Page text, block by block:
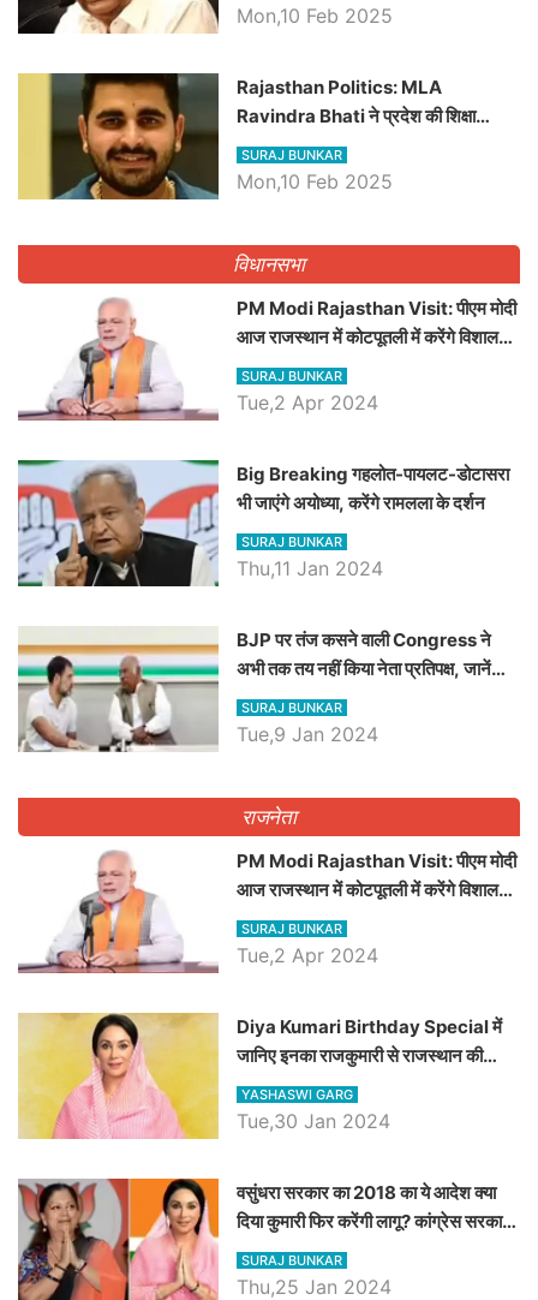
Mon,10 Feb 2025
Rajasthan Politics: MLA
Ravindra Bhati ने प्रदेश की शिक्षा
व्यवस्था पर उठाए सवाल, Madan
Dilawar पर हमला करते हुए गिनवाये खाली
SURAJ BUNKAR
Mon,10 Feb 2025
विधानसभा
PM Modi Rajasthan Visit: पीएम मोदी
आज राजस्थान में कोटपूतली में करेंगे विशाल
रैली, एक सभा से 8 सीटों पर साधेगें निशाना
SURAJ BUNKAR
Tue,2 Apr 2024
Big Breaking गहलोत-पायलट-डोटासरा
भी जाएंगे अयोध्या, करेंगे रामलला के दर्शन
SURAJ BUNKAR
Thu,11 Jan 2024
BJP पर तंज कसने वाली Congress ने
अभी तक तय नहीं किया नेता प्रतिपक्ष, जानें
कौन होगा दावेदार
SURAJ BUNKAR
Tue,9 Jan 2024
राजनेता
PM Modi Rajasthan Visit: पीएम मोदी
आज राजस्थान में कोटपूतली में करेंगे विशाल
रैली, एक सभा से 8 सीटों पर साधेगें निशाना
SURAJ BUNKAR
Tue,2 Apr 2024
Diya Kumari Birthday Special में
जानिए इनका राजकुमारी से राजस्थान की
डिप्टी सीएम बनने तक का सफर, एक क्लिक में
जाने पूरा जीवन परिचय
YASHASWI GARG
Tue,30 Jan 2024
वसुंधरा सरकार का 2018 का ये आदेश क्या
दिया कुमारी फिर करेंगी लागू? कांग्रेस सरकार
ने किया था निरस्त
SURAJ BUNKAR
Thu,25 Jan 2024